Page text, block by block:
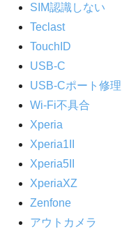
SIM認識しない
Teclast
TouchID
USB-C
USB-Cポート修理
Wi-Fi不具合
Xperia
Xperia1II
Xperia5II
XperiaXZ
Zenfone
アウトカメラ